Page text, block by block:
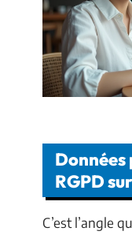
Données
RGPD
C’est l’angle